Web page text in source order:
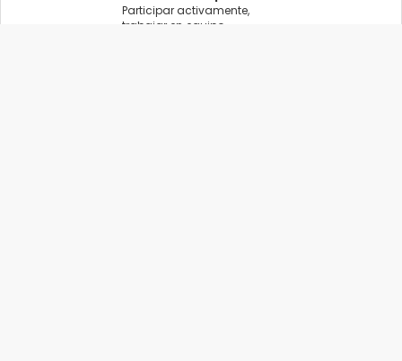
Participar activamente,
trabajar en equipo,